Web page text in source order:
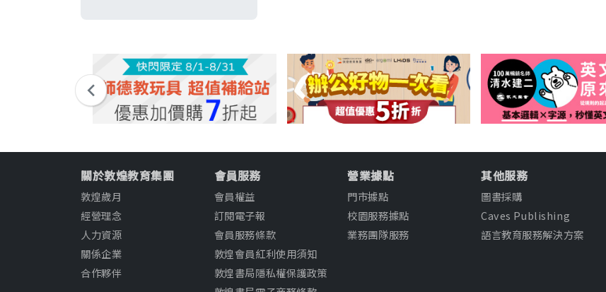
關於敦煌教育集團
敦煌歲月
經營理念
人力資源
關係企業
合作夥伴
會員服務
會員權益
訂閱電子報
會員服務條款
敦煌會員紅利使用須知
敦煌書局隱私權保護政策
營業據點
門市據點
校園服務據點
業務團隊服務
其他服務
圖書採購
Caves Publishing
語言教育服務解決方案